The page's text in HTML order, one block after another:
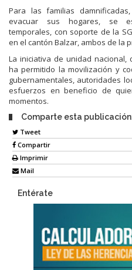
Para las familias
evacuar sus hogares, se
temporales, con soporte de la
en el cantón Balzar, ambos de la
La iniciativa de unidad nacional,
ha permitido la movilización y
gubernamentales, autoridades
esfuerzos en beneficio de
momentos.
Comparte esta
Tweet
Compartir
Imprimir
Mail
Entérate